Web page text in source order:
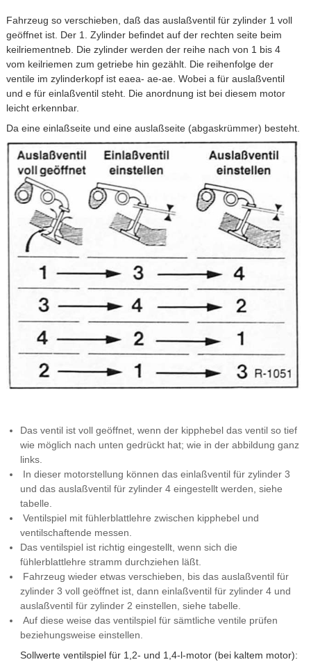
Fahrzeug so verschieben, daß das auslaßventil für zylinder 1 voll
geöffnet ist. Der 1. Zylinder befindet auf der rechten seite beim
keilriementneb. Die zylinder werden der reihe nach von 1 bis 4
vom keilriemen zum getriebe hin gezählt. Die reihenfolge der
ventile im zylinderkopf ist eaea- ae-ae. Wobei a für auslaßventil
und e für einlaßventil steht. Die anordnung ist bei diesem motor
leicht erkennbar.
Da eine einlaßseite und eine auslaßseite (abgaskrümmer) besteht.
Das ventil ist voll geöffnet, wenn der kipphebel das ventil so tief
wie möglich nach unten gedrückt hat; wie in der abbildung ganz
links.
In dieser motorstellung können das einlaßventil für zylinder 3
und das auslaßventil für zylinder 4 eingestellt werden, siehe
tabelle.
Ventilspiel mit fühlerblattlehre zwischen kipphebel und
ventilschaftende messen.
Das ventilspiel ist richtig eingestellt, wenn sich die
fühlerblattlehre stramm durchziehen läßt.
Fahrzeug wieder etwas verschieben, bis das auslaßventil für
zylinder 3 voll geöffnet ist, dann einlaßventil für zylinder 4 und
auslaßventil für zylinder 2 einstellen, siehe tabelle.
Auf diese weise das ventilspiel für sämtliche ventile prüfen
beziehungsweise einstellen.
Sollwerte ventilspiel für 1,2- und 1,4-l-motor (bei kaltem motor):